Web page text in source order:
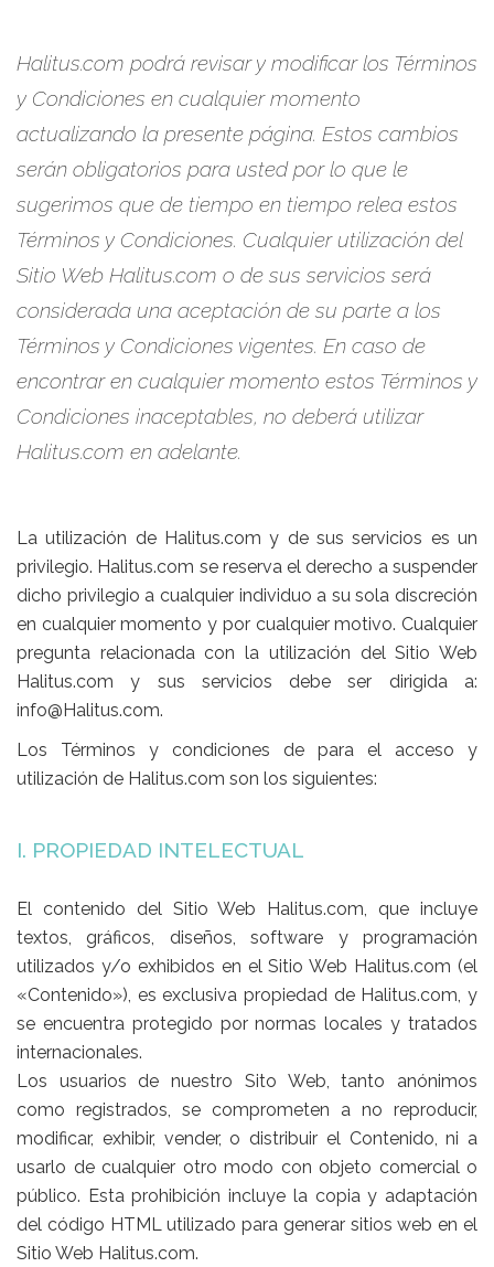
Halitus.com podrá revisar y modificar los Términos
y Condiciones en cualquier momento
actualizando la presente página. Estos cambios
serán obligatorios para usted por lo que le
sugerimos que de tiempo en tiempo relea estos
Términos y Condiciones. Cualquier utilización del
Sitio Web Halitus.com o de sus servicios será
considerada una aceptación de su parte a los
Términos y Condiciones vigentes. En caso de
encontrar en cualquier momento estos Términos y
Condiciones inaceptables, no deberá utilizar
Halitus.com en adelante.
La utilización de Halitus.com y de sus servicios es un
privilegio. Halitus.com se reserva el derecho a suspender
dicho privilegio a cualquier individuo a su sola discreción
en cualquier momento y por cualquier motivo. Cualquier
pregunta relacionada con la utilización del Sitio Web
Halitus.com y sus servicios debe ser dirigida a:
info@Halitus.com.
Los Términos y condiciones de para el acceso y
utilización de Halitus.com son los siguientes:
I. PROPIEDAD INTELECTUAL
El contenido del Sitio Web Halitus.com, que incluye
textos, gráficos, diseños, software y programación
utilizados y/o exhibidos en el Sitio Web Halitus.com (el
«Contenido»), es exclusiva propiedad de Halitus.com, y
se encuentra protegido por normas locales y tratados
internacionales.
Los usuarios de nuestro Sito Web, tanto anónimos
como registrados, se comprometen a no reproducir,
modificar, exhibir, vender, o distribuir el Contenido, ni a
usarlo de cualquier otro modo con objeto comercial o
público. Esta prohibición incluye la copia y adaptación
del código HTML utilizado para generar sitios web en el
Sitio Web Halitus.com.